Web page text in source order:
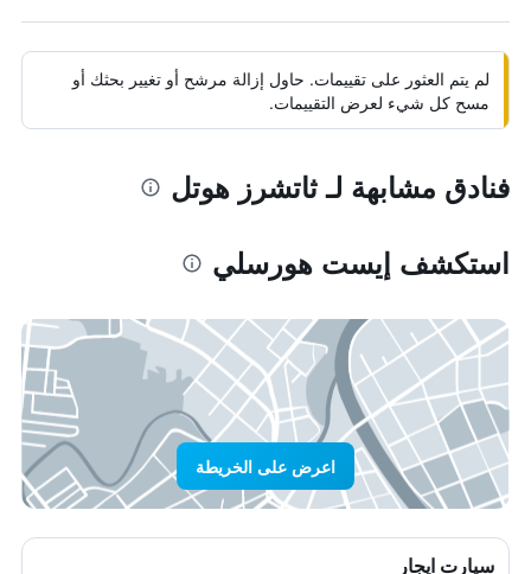
لم يتم العثور على تقييمات. حاول إزالة مرشح أو تغيير بحثك أو
مسح كل شيء لعرض التقييمات.
فنادق مشابهة لـ ثاتشرز هوتل
استكشف إيست هورسلي
اعرض على الخريطة
سيارت ايجار